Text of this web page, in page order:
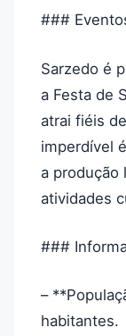
###
Sarzedo é
a Festa de
atrai fiéis
imperdível
a produção
atividades
###
–
habitantes.